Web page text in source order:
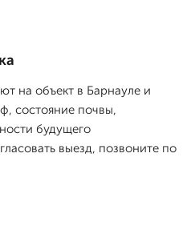
на объект в Барнауле и
состояние почвы,
будущего
выезд, позвоните по